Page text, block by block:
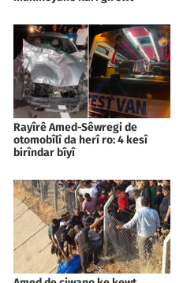
Rayîrê Amed-Sêwregi de
otomobîlî da herî ro: 4 kesî
birîndar bîyî